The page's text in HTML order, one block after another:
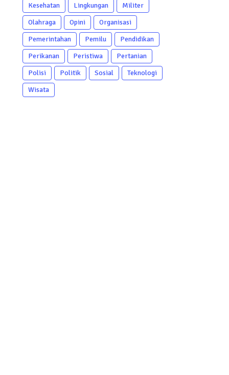
Kesehatan
Lingkungan
Militer
Olahraga
Opini
Organisasi
Pemerintahan
Pemilu
Pendidikan
Perikanan
Peristiwa
Pertanian
Polisi
Politik Sosial
Teknologi
Wisata